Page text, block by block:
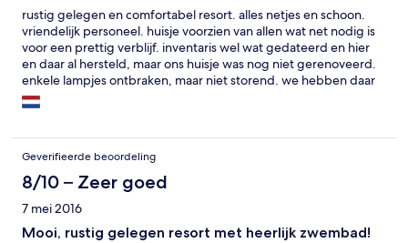
rustig gelegen en comfortabel resort. alles netjes en schoon.
vriendelijk personeel. huisje voorzien van allen wat net nodig is
voor een prettig verblijf. inventaris wel wat gedateerd en hier
en daar al hersteld, maar ons huisje was nog niet gerenoveerd.
enkele lampjes ontbraken, maar niet storend. we hebben daar
niet eens melding va gemaakt. verder zie je aan alles dat er wel
aandacht aan het geheel wordt besteed. voor de prijs een
We hebben hier met veel plezier gezeten!!!!!
Geverifieerde beoordeling
8/10 – Zeer goed
7 mei 2016
Mooi, rustig gelegen resort met heerlijk zwembad!